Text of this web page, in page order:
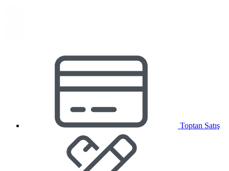
Toptan Satış